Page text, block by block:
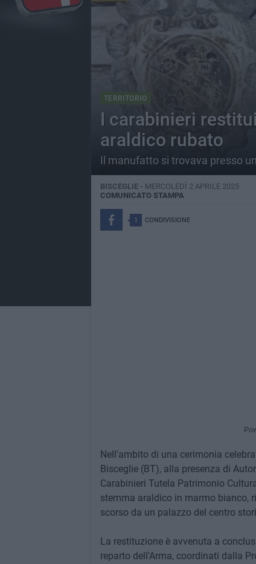
TERRITORIO
I carabinieri
araldico rubato
Il manufatto si trovava presso
BISCEGLIE - MERCOLEDÌ 2 APRILE 2025
COMUNICATO STAMPA
1 CONDIVISIONE
Nell'ambito di una cerimonia
Bisceglie (BT), alla presenza di
Carabinieri Tutela Patrimonio
stemma araldico in marmo bianco,
scorso da un palazzo del centro
La restituzione è avvenuta a
reparto dell'Arma, coordinati dalla